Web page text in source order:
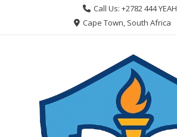
Call Us: +2782 444 YEAH
Cape Town, South Africa